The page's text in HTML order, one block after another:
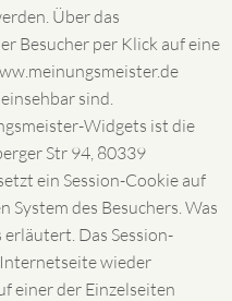
Über das
Besucher per Klick auf eine
sind.
Widgets ist die
Str 94, 80339
ein Session-Cookie auf
des Besuchers. Was
Das Session-
wieder
einer der Einzelseiten